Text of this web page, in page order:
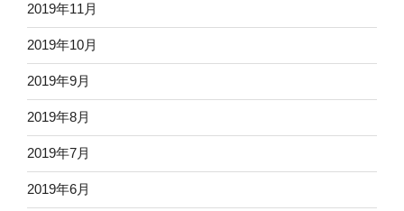
2019年11月
2019年10月
2019年9月
2019年8月
2019年7月
2019年6月